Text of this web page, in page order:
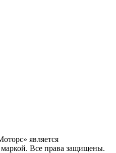
является
маркой. Все права защищены.